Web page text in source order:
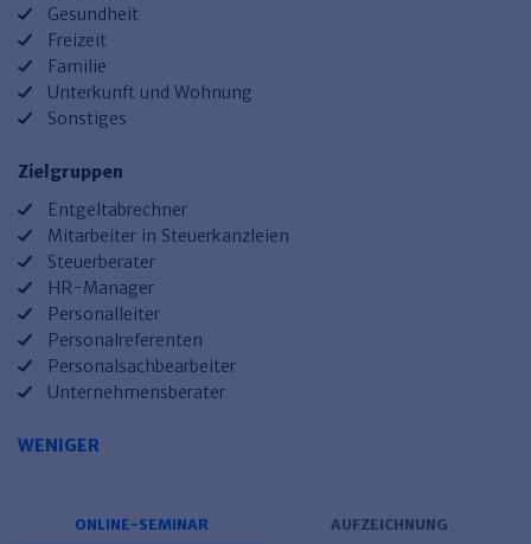
Sozialrechtprodukte
Haufe Arbeitsschutz
Haufe TVöD/TV-L Office
Gesundheit
Freizeit
Familie
Unterkunft und Wohnung
Sonstiges
Zielgruppen
Entgeltabrechner
Mitarbeiter in Steuerkanzleien
Steuerberater
HR-Manager
Personalleiter
Personalreferenten
Personalsachbearbeiter
Unternehmensberater
WENIGER
ONLINE-SEMINAR AUFZEICHNUNG